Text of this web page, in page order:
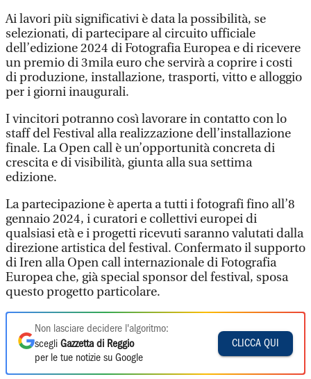
Ai lavori più significativi è data la possibilità, se
selezionati, di partecipare al circuito ufficiale
dell’edizione 2024 di Fotografia Europea e di ricevere
un premio di 3mila euro che servirà a coprire i costi
di produzione, installazione, trasporti, vitto e alloggio
per i giorni inaugurali.
I vincitori potranno così lavorare in contatto con lo
staff del Festival alla realizzazione dell’installazione
finale. La Open call è un’opportunità concreta di
crescita e di visibilità, giunta alla sua settima
edizione.
La partecipazione è aperta a tutti i fotografi fino all’8
gennaio 2024, i curatori e collettivi europei di
qualsiasi età e i progetti ricevuti saranno valutati dalla
direzione artistica del festival. Confermato il supporto
di Iren alla Open call internazionale di Fotografia
Europea che, già special sponsor del festival, sposa
questo progetto particolare.
Non lasciare decidere l'algoritmo:
scegli Gazzetta di Reggio
per le tue notizie su Google
CLICCA QUI